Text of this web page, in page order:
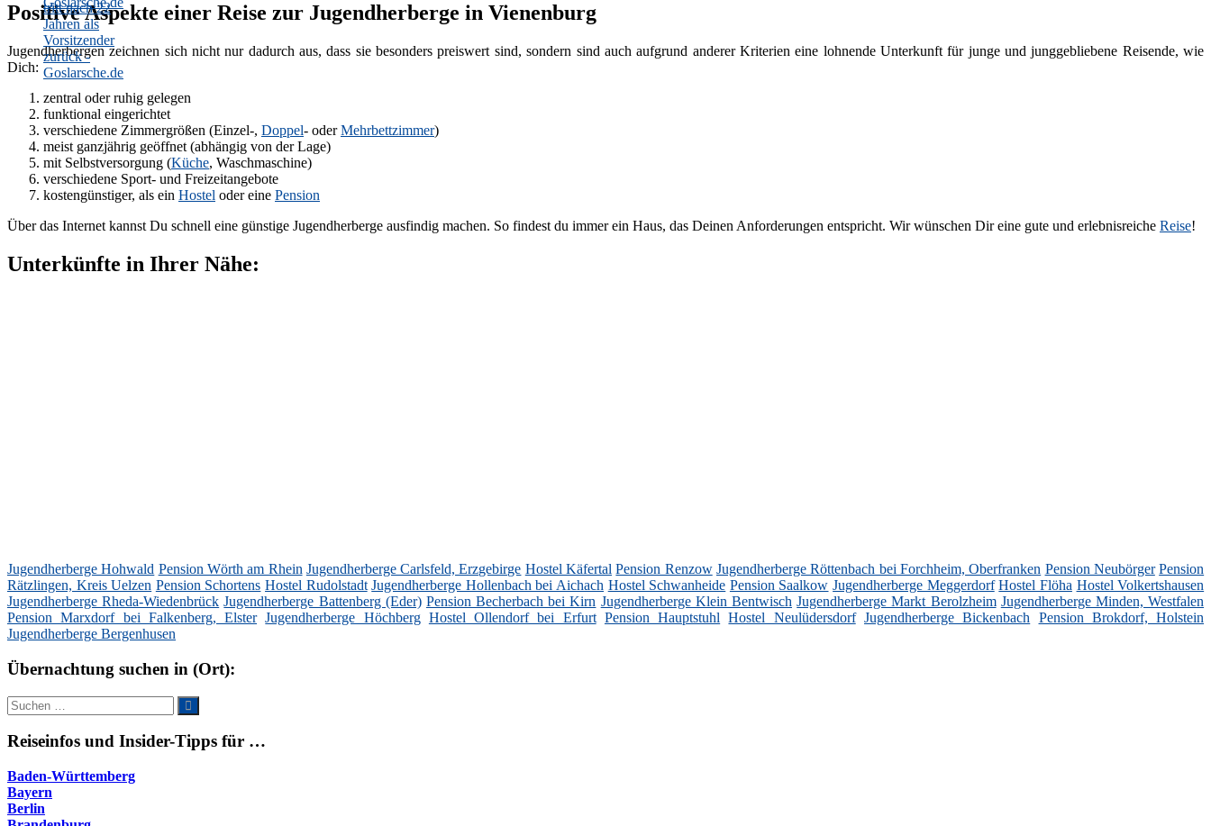
Positive Aspekte einer Reise zur Jugendherberge in Vienenburg
Jugendherbergen zeichnen sich nicht nur dadurch aus, dass sie besonders preiswert sind, sondern sind auch aufgrund anderer Kriterien eine lohnende Unterkunft für junge und junggebliebene Reisende, wie
Dich:
zentral oder ruhig gelegen
funktional eingerichtet
verschiedene Zimmergrößen (Einzel-, Doppel- oderMehrbettzimmer)
meist ganzjährig geöffnet (abhängig von der Lage)
mit Selbstversorgung (Küche, Waschmaschine)
verschiedene Sport- und Freizeitangebote
kostengünstiger, als ein Hostel oder eine Pension
Über das Internet kannst Du schnell eine günstige Jugendherberge ausfindig machen. So findest du immer ein Haus, das Deinen Anforderungen entspricht. Wir wünschen Dir eine gute und erlebnisreiche Reise!
Unterkünfte in Ihrer Nähe:
Jugendherberge Hohwald Pension Wörth am Rhein Jugendherberge Carlsfeld, Erzgebirge Hostel Käfertal Pension Renzow Jugendherberge Röttenbach bei Forchheim, Oberfranken Pension Neubörger Pension
Rätzlingen, Kreis Uelzen Pension Schortens Hostel Rudolstadt Jugendherberge Hollenbach bei Aichach Hostel Schwanheide Pension Saalkow Jugendherberge Meggerdorf Hostel Flöha Hostel Volkertshausen
Jugendherberge Rheda-Wiedenbrück Jugendherberge Battenberg (Eder) Pension Becherbach bei Kirn Jugendherberge Klein Bentwisch Jugendherberge Markt Berolzheim Jugendherberge Minden, Westfalen
Pension Marxdorf bei Falkenberg, Elster Jugendherberge Höchberg Hostel Ollendorf bei Erfurt Pension Hauptstuhl Hostel Neulüdersdorf Jugendherberge Bickenbach
Pension Brokdorf, Holstein
Jugendherberge Bergenhusen
Übernachtung suchen in (Ort):
Suche
nach:
Suchen
Reiseinfos und Insider-Tipps für …
Baden-Württemberg
Bayern
Berlin